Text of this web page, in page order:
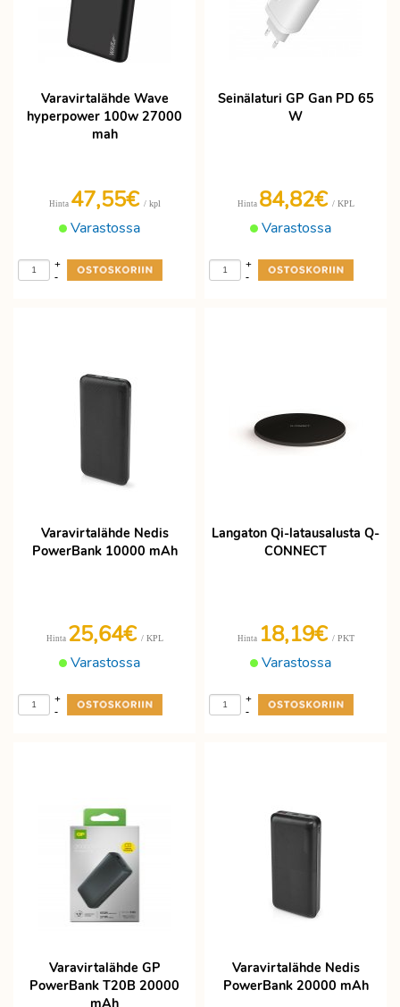
Varavirtalähde Wave
hyperpower 100w 27000
mah
Varastossa
Hinta 47,55€ / kpl
-
+
Seinälaturi GP Gan PD 65
W
Varastossa
Hinta 84,82€ / KPL
-
+
Varavirtalähde Nedis
PowerBank 10000 mAh
Varastossa
Hinta 25,64€ / KPL
-
+
Langaton Qi-latausalusta Q-
CONNECT
Varastossa
Hinta 18,19€ / PKT
-
+
Varavirtalähde GP
PowerBank T20B 20000
mAh
Varavirtalähde Nedis
PowerBank 20000 mAh